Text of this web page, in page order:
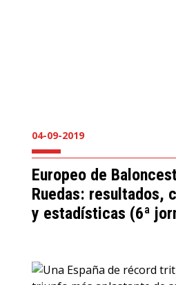
04-09-2019
Europeo de
Ruedas: resultados,
y estadísticas (6ª